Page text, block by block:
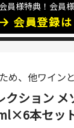
クリック
佐川急便の
、他ワイン
ション
本セッ